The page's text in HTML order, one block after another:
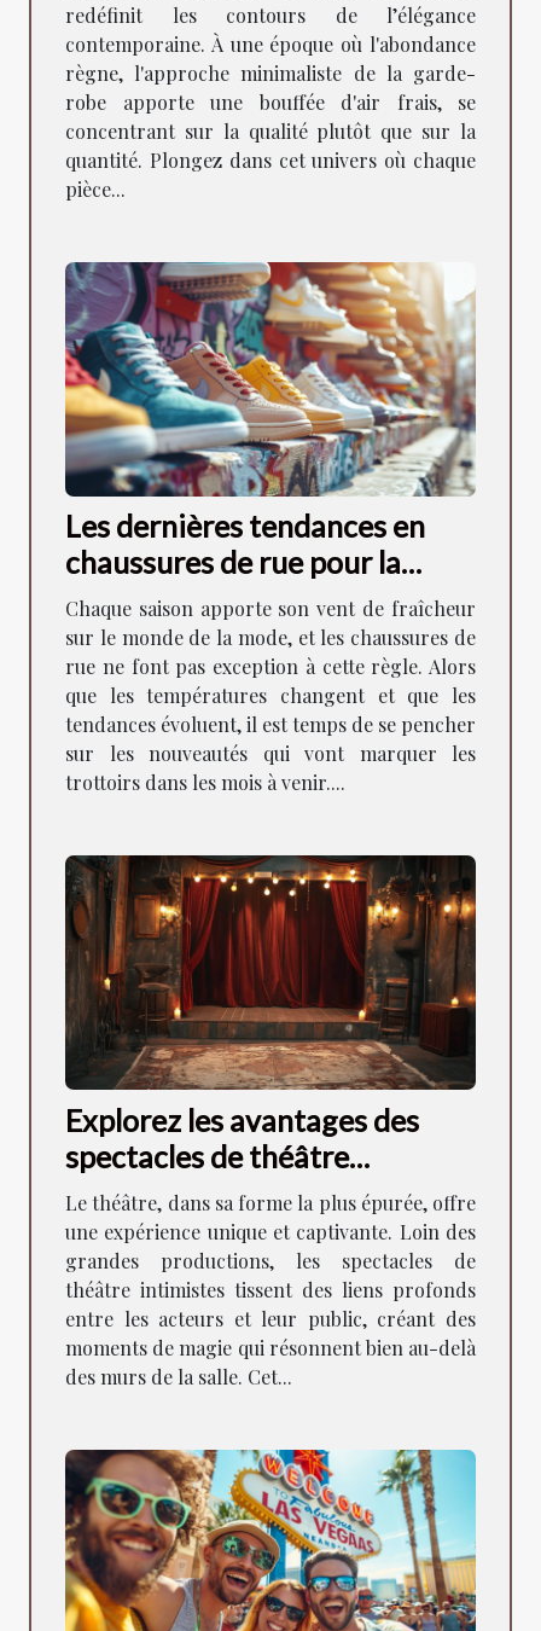
redéfinit les contours de l’élégance
contemporaine. À une époque où l'abondance
règne, l'approche minimaliste de la garde-
robe apporte une bouffée d'air frais, se
concentrant sur la qualité plutôt que sur la
quantité. Plongez dans cet univers où chaque
pièce...
Les dernières tendances en
chaussures de rue pour la
saison à venir
Chaque saison apporte son vent de fraîcheur
sur le monde de la mode, et les chaussures de
rue ne font pas exception à cette règle. Alors
que les températures changent et que les
tendances évoluent, il est temps de se pencher
sur les nouveautés qui vont marquer les
trottoirs dans les mois à venir....
Explorez les avantages des
spectacles de théâtre
intimistes pour la
communauté locale
Le théâtre, dans sa forme la plus épurée, offre
une expérience unique et captivante. Loin des
grandes productions, les spectacles de
théâtre intimistes tissent des liens profonds
entre les acteurs et leur public, créant des
moments de magie qui résonnent bien au-delà
des murs de la salle. Cet...